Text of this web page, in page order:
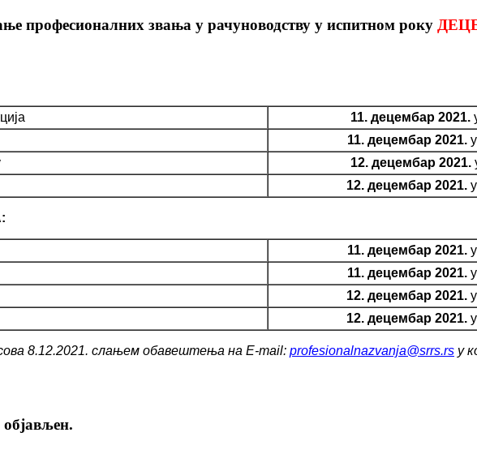
професионалних звања у рачуноводству у испитном року
11. децембар 2021.
11. децембар 2021.
12. децембар 2021.
12. децембар 2021.
11. децембар 2021.
11. децембар 2021.
12. децембар 2021.
12. децембар 2021.
8.12.2021. слањем обавештења на E-mail: profesionalnazvanja@srrs.rs у